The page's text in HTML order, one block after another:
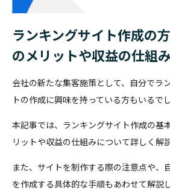
ランキングサイト作成の
のメリットや収益の仕組
会社の新たな集客施策として、自分でラ
トの作成に興味を持っている方もいるでし
本記事では、ランキングサイト作成の基
リットや収益の仕組みについて詳しく解
また、サイトを制作する際の注意点や、
を作成する具体的な手順もあわせて解説し